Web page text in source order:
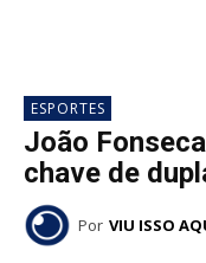
ESPORTES
João
chave de
Por VIU ISSO